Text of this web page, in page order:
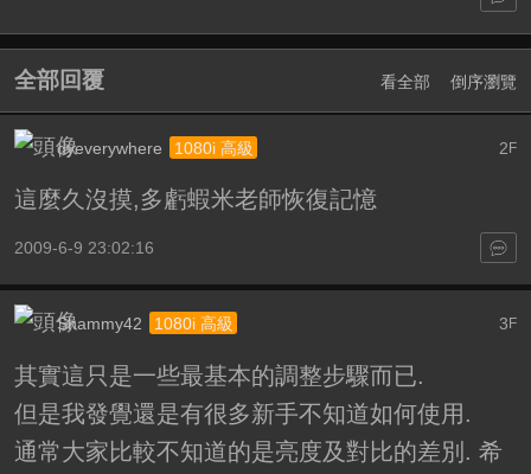
全部回覆 看全部 倒序瀏覽
2F
dyeverywhere 1080i 高級
這麼久沒摸,多虧蝦米老師恢復記憶
2009-6-9 23:02:16
3F
Shammy42 1080i 高級
其實這只是一些最基本的調整步驟而已.
但是我發覺還是有很多新手不知道如何使用.
通常大家比較不知道的是亮度及對比的差別. 希